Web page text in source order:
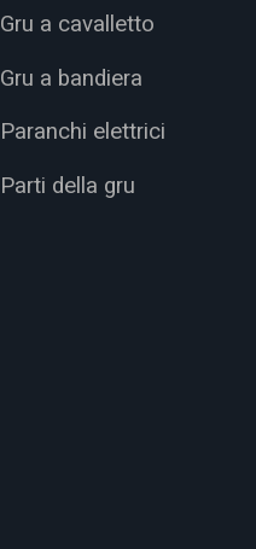
Gru a cavalletto
Gru a bandiera
Paranchi elettrici
Parti della gru